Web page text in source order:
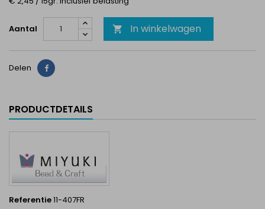
Aantal  In winkelwagen
Delen Delen
PRODUCTDETAILS
Referentie11-407FR